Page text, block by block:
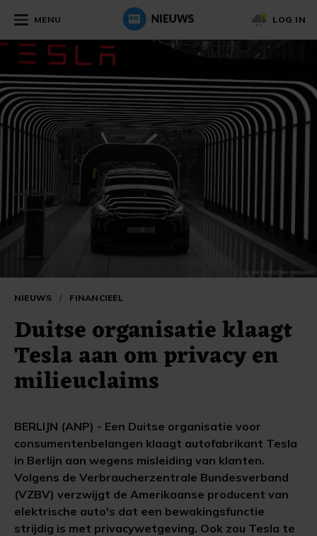
MENU LOG IN
NIEUWS / FINANCIEEL
Duitse organisatie klaagt
Tesla aan om privacy en
milieuclaims
BERLIJN (ANP) - Een Duitse organisatie voor
consumentenbelangen klaagt autofabrikant Tesla
in Berlijn aan wegens misleiding van klanten.
Volgens de Verbraucherzentrale Bundesverband
(VZBV) verzwijgt de Amerikaanse producent van
elektrische auto's dat een bewakingsfunctie
strijdig is met privacywetgeving. Ook zou Tesla te